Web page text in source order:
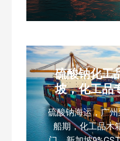
硫酸钠化工
坡，化工品
硫酸钠海运，广
船期，化工品木